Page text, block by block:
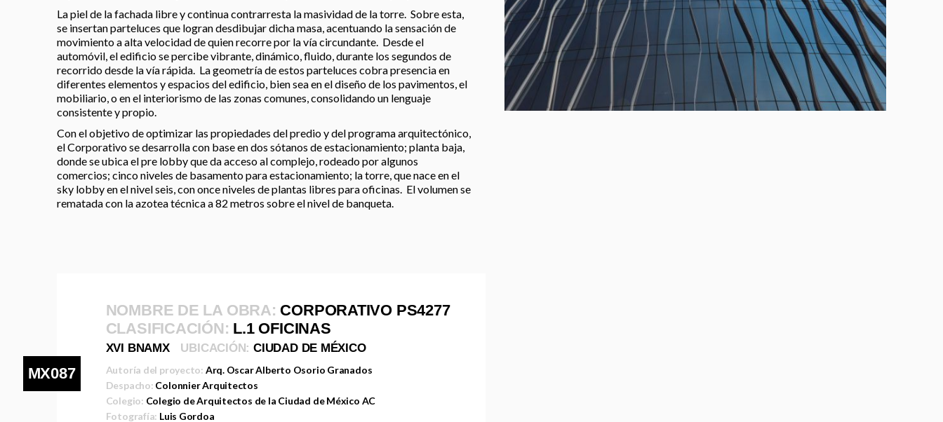
La piel de la fachada libre y continua contrarresta la masividad de la torre. Sobre esta,
se insertan parteluces que logran desdibujar dicha masa, acentuando la sensación de
movimiento a alta velocidad de quien recorre por la vía circundante. Desde el
automóvil, el edificio se percibe vibrante, dinámico, fluido, durante los segundos de
recorrido desde la vía rápida. La geometría de estos parteluces cobra presencia en
diferentes elementos y espacios del edificio, bien sea en el diseño de los pavimentos, el
mobiliario, o en el interiorismo de las zonas comunes, consolidando un lenguaje
consistente y propio.
Con el objetivo de optimizar las propiedades del predio y del programa arquitectónico,
el Corporativo se desarrolla con base en dos sótanos de estacionamiento; planta baja,
donde se ubica el pre lobby que da acceso al complejo, rodeado por algunos
comercios; cinco niveles de basamento para estacionamiento; la torre, que nace en el
sky lobby en el nivel seis, con once niveles de plantas libres para oficinas. El volumen se
rematada con la azotea técnica a 82 metros sobre el nivel de banqueta.
MX087
NOMBRE DE LA OBRA: CORPORATIVO PS4277
CLASIFICACIÓN: L.1 OFICINAS
XVI BNAMX UBICACIÓN:CIUDAD DE MÉXICO
Autoría del proyecto: Arq. Oscar Alberto Osorio Granados
Despacho: Colonnier Arquitectos
Colegio: Colegio de Arquitectos de la Ciudad de México AC
Fotografía: Luis Gordoa